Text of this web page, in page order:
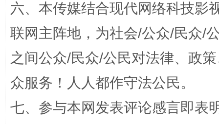
网上购药对药下症？
六、本传媒结合现代网络科技影
联网主阵地，为社会/公众/民众/
之间公众/民众/公民对法律、政
众服务！人人都作守法公民。
七、参与本网发表评论感言即表